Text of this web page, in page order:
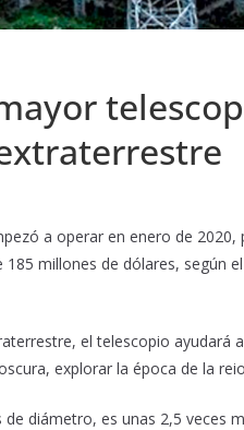
a operar en enero de 2020,
millones de dólares, según
el telescopio ayudará
explorar la época de la
diámetro, es unas 2,5 veces